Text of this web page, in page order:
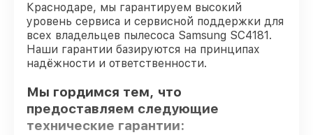
Краснодаре, мы гарантируем высокий
уровень сервиса и сервисной поддержки для
всех владельцев пылесоса Samsung SC4181.
Наши гарантии базируются на принципах
надёжности и ответственности.
Мы гордимся тем, что
предоставляем следующие
технические гарантии: